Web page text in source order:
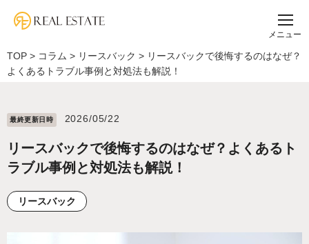
メニュー
TOP > コラム > リースバック > リースバックで後悔するのはなぜ？
よくあるトラブル事例と対処法も解説！
最終更新⽇時 2026/05/22
リースバックで後悔するのはなぜ？よくあるト
ラブル事例と対処法も解説！
リースバック